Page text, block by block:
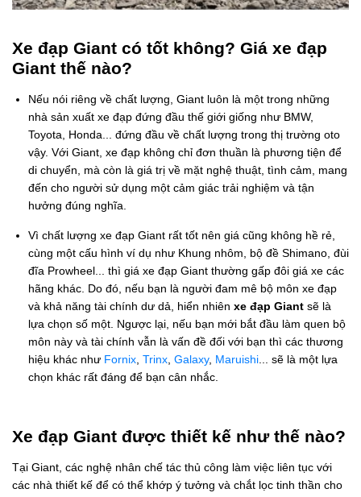
Xe đạp Giant có tốt không? Giá xe đạp
Giant thế nào?
Nếu nói riêng về chất lượng, Giant luôn là một trong những
nhà sản xuất xe đạp đứng đầu thế giới giống như BMW,
Toyota, Honda... đứng đầu về chất lượng trong thị trường oto
vậy. Với Giant, xe đạp không chỉ đơn thuần là phương tiện để
di chuyển, mà còn là giá trị về mặt nghệ thuật, tình cảm, mang
đến cho người sử dụng một cảm giác trải nghiệm và tận
hưởng đúng nghĩa.
Vì chất lượng xe đạp Giant rất tốt nên giá cũng không hề rẻ,
cùng một cấu hình ví dụ như Khung nhôm, bộ đề Shimano, đùi
đĩa Prowheel... thì giá xe đạp Giant thường gấp đôi giá xe các
hãng khác. Do đó, nếu bạn là người đam mê bộ môn xe đạp
và khả năng tài chính dư dả, hiển nhiên xe đạp Giant sẽ là
lựa chọn số một. Ngược lại, nếu bạn mới bắt đầu làm quen bộ
môn này và tài chính vẫn là vấn đề đối với bạn thì các thương
hiệu khác như Fornix Trinx Galaxy, Maruishi ... sẽ là một lựa
chọn khác rất đáng để bạn cân nhắc.
Xe đạp Giant được thiết kế như thế nào?
Tại Giant, các nghệ nhân chế tác thủ công làm việc liên tục với
các nhà thiết kế để có thể khớp ý tưởng và chắt lọc tinh thần cho